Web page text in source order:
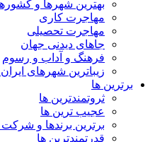
بهترین شهرها و
مهاجرت کاری
مهاجرت تحصیلی
جاهای دیدنی جهان
فرهنگ و آداب و رسوم
زیباترین شهرهای
برترین ها
ثروتمندترین ها
عجیب ترین ها
برترین برندها و شرکت
قدرتمندترین ها